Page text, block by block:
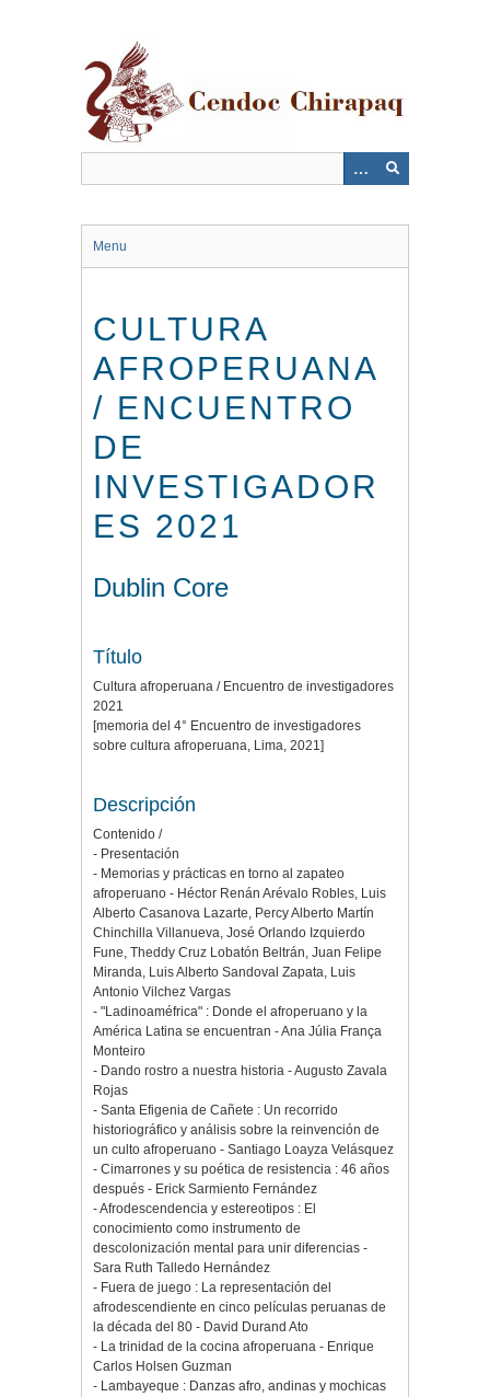
Menu
CULTURA
AFROPERUANA
/ ENCUENTRO
DE
INVESTIGADOR
ES 2021
Dublin Core
Título
Cultura afroperuana / Encuentro de investigadores
2021
[memoria del 4° Encuentro de investigadores
sobre cultura afroperuana, Lima, 2021]
Descripción
Contenido /
- Presentación
- Memorias y prácticas en torno al zapateo
afroperuano - Héctor Renán Arévalo Robles, Luis
Alberto Casanova Lazarte, Percy Alberto Martín
Chinchilla Villanueva, José Orlando Izquierdo
Fune, Theddy Cruz Lobatón Beltrán, Juan Felipe
Miranda, Luis Alberto Sandoval Zapata, Luis
Antonio Vilchez Vargas
- "Ladinoaméfrica" : Donde el afroperuano y la
América Latina se encuentran - Ana Júlia França
Monteiro
- Dando rostro a nuestra historia - Augusto Zavala
Rojas
- Santa Efigenia de Cañete : Un recorrido
historiográfico y análisis sobre la reinvención de
un culto afroperuano - Santiago Loayza Velásquez
- Cimarrones y su poética de resistencia : 46 años
después - Erick Sarmiento Fernández
- Afrodescendencia y estereotipos : El
conocimiento como instrumento de
descolonización mental para unir diferencias -
Sara Ruth Talledo Hernández
- Fuera de juego : La representación del
afrodescendiente en cinco películas peruanas de
la década del 80 - David Durand Ato
- La trinidad de la cocina afroperuana - Enrique
Carlos Holsen Guzman
- Lambayeque : Danzas afro, andinas y mochicas